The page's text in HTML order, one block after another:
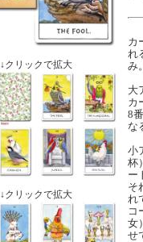
↓クリックで拡大
↓クリックで拡大
カ
れ
み。
大
カ
8
な
小
杯
ー
そ
れ
コ
女
せ